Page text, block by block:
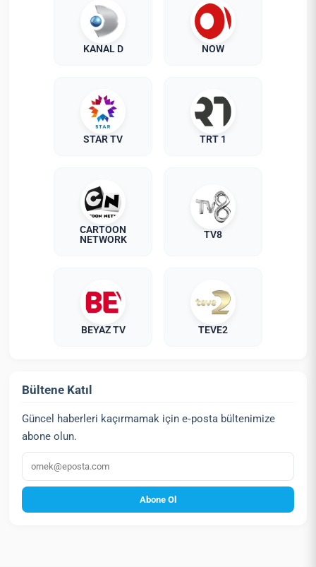
KANAL D NOW
STAR TV TRT 1
CARTOON
NETWORK
TV8
BEYAZ TV TEVE2
Bültene Katıl
Güncel haberleri kaçırmamak için e‑posta bültenimize
abone olun.
E‑posta
Abone Ol